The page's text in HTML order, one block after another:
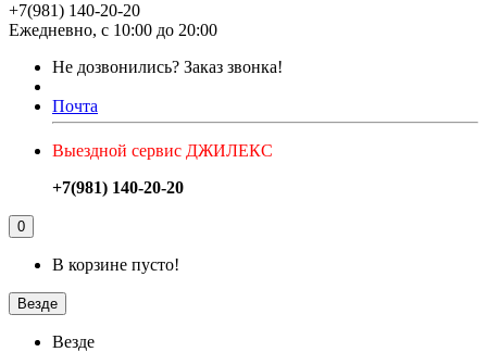
+7(981) 140-20-20
Ежедневно, с 10:00 до 20:00
Не дозвонились? Заказ звонка!
Почта
Выездной сервис ДЖИЛЕКС
+7(981) 140-20-20
0
В корзине пусто!
Везде
Везде